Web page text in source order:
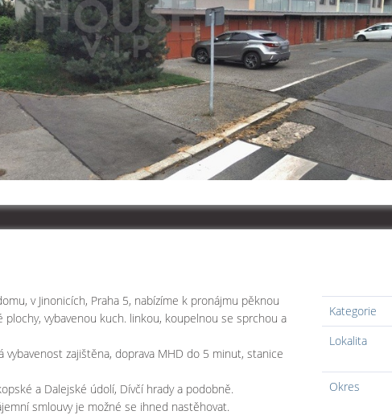
v Jinonicích, Praha 5, nabízíme k pronájmu pěknou
vybavenou kuch. linkou, koupelnou se sprchou a
vybavenost zajištěna, doprava MHD do 5 minut, stanice
a Dalejské údolí, Dívčí hrady a podobně.
smlouvy je možné se ihned nastěhovat.
Kategorie
Lokalita
Okres